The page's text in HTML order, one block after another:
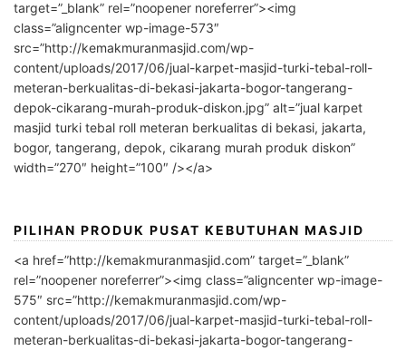
target=”_blank” rel=”noopener noreferrer”><img
class=”aligncenter wp-image-573″
src=”http://kemakmuranmasjid.com/wp-
content/uploads/2017/06/jual-karpet-masjid-turki-tebal-roll-
meteran-berkualitas-di-bekasi-jakarta-bogor-tangerang-
depok-cikarang-murah-produk-diskon.jpg” alt=”jual karpet
masjid turki tebal roll meteran berkualitas di bekasi, jakarta,
bogor, tangerang, depok, cikarang murah produk diskon”
width=”270″ height=”100″ /></a>
PILIHAN PRODUK PUSAT KEBUTUHAN MASJID
<a href=”http://kemakmuranmasjid.com” target=”_blank”
rel=”noopener noreferrer”><img class=”aligncenter wp-image-
575″ src=”http://kemakmuranmasjid.com/wp-
content/uploads/2017/06/jual-karpet-masjid-turki-tebal-roll-
meteran-berkualitas-di-bekasi-jakarta-bogor-tangerang-